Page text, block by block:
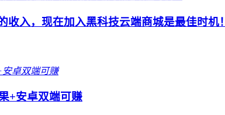
收入，现在加入黑科技云端商城是最佳时机！
+安卓双端可赚